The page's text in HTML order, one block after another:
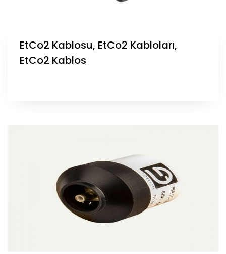
EtCo2 Kablosu, EtCo2 Kabloları,
EtCo2 Kablos